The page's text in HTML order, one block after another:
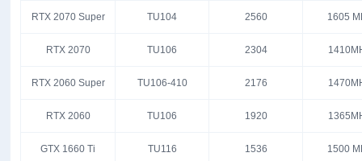
RTX 2070 Super TU104 2560 1605
RTX 2070 TU106 2304
RTX 2060 Super TU106-410 2176
RTX 2060 TU106 1920
GTX 1660 Ti TU116 1536 1500